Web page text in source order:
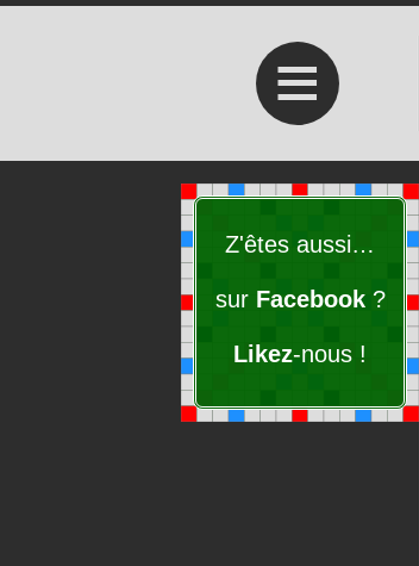
≡
Z'êtes aussi…
sur Facebook?
Likez-nous !